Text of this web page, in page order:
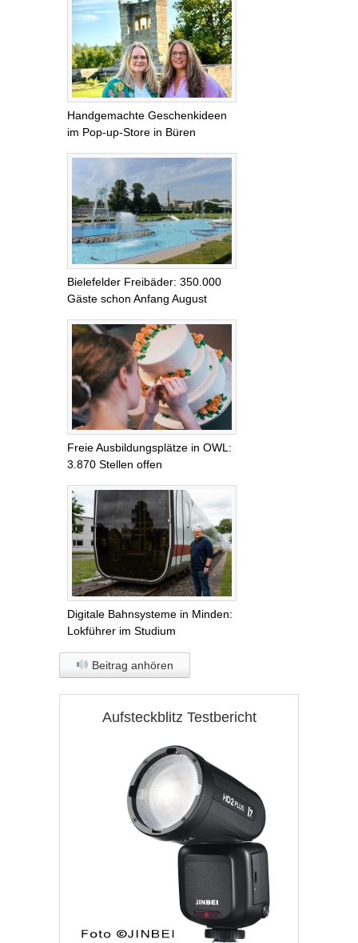
Handgemachte Geschenkideen
im Pop-up-Store in Büren
Bielefelder Freibäder: 350.000
Gäste schon Anfang August
Freie Ausbildungsplätze in OWL:
3.870 Stellen offen
Digitale Bahnsysteme in Minden:
Lokführer im Studium
Beitrag anhören
Aufsteckblitz Testbericht